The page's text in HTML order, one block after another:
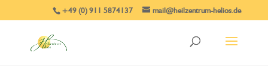
+49 (0) 911 5874137 mail@heilzentrum-helios.de